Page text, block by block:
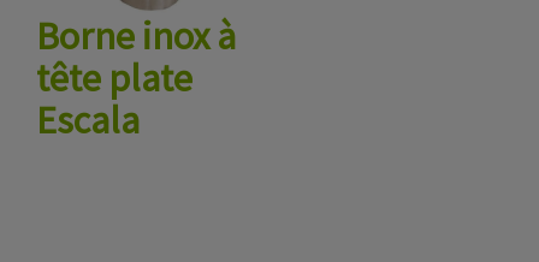
Borne inox à
tête plate
Escala